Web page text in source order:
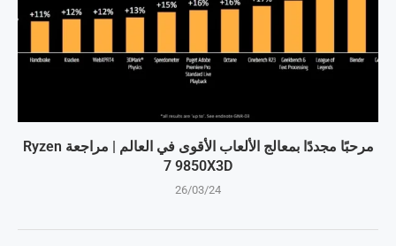
مرحبًا مجددًا بمعالج الألعاب الأقوى في العالم | مراجعة Ryzen
7 9850X3D
26/03/24